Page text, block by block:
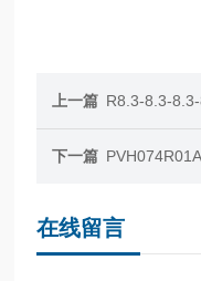
上一篇 R8.3-8.3-
下一篇
在线留言